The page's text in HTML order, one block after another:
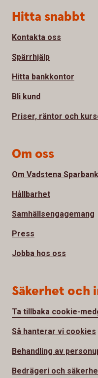
Sidfot
Hitta snabbt
Kontakta oss
Spärrhjälp
Hitta bankkontor
Bli kund
Priser, räntor och
Om oss
Om Vadstena Sparbank
Hållbarhet
Samhällsengagemang
Press
Jobba hos oss
Säkerhet och
Ta tillbaka cookie-
Så hanterar vi cookies
Behandling av
Bedrägeri och